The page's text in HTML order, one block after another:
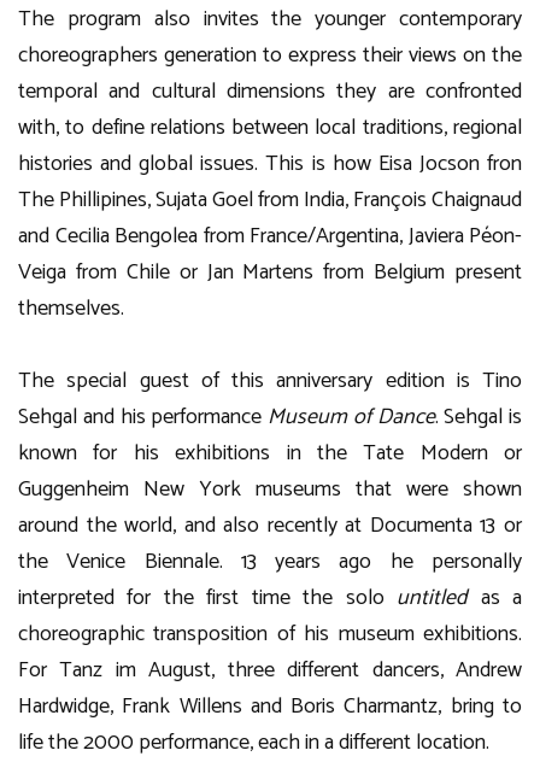
The program also invites the younger contemporary
choreographers generation to express their views on the
temporal and cultural dimensions they are confronted
with, to define relations between local traditions, regional
histories and global issues. This is how Eisa Jocson fron
The Phillipines, Sujata Goel from India, François Chaignaud
and Cecilia Bengolea from France/Argentina, Javiera Péon-
Veiga from Chile or Jan Martens from Belgium present
themselves.
The special guest of this anniversary edition is Tino
Sehgal and his performance Museum of Dance. Sehgal is
known for his exhibitions in the Tate Modern or
Guggenheim New York museums that were shown
around the world, and also recently at Documenta 13 or
the Venice Biennale. 13 years ago he personally
interpreted for the first time the solo untitledas a
choreographic transposition of his museum exhibitions.
For Tanz im August, three different dancers, Andrew
Hardwidge, Frank Willens and Boris Charmantz, bring to
life the 2000 performance, each in a different location.